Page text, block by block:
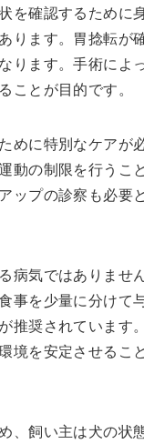
を確認するために
ります。胃捻転が
ります。手術によ
ことが目的です。
めに特別なケアが
動の制限を行うこ
ップの診察も必要
病気ではありませ
事を少量に分けて
推奨されています
境を安定させるこ
、飼い主は犬の状